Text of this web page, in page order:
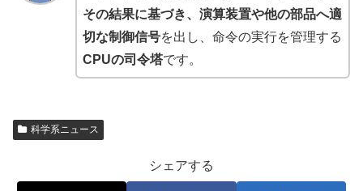
その結果に基づき、演算装置や他の部品へ適
切な制御信号を出し、命令の実行を管理する
CPUの司令塔です。
科学系ニュース
シェアする